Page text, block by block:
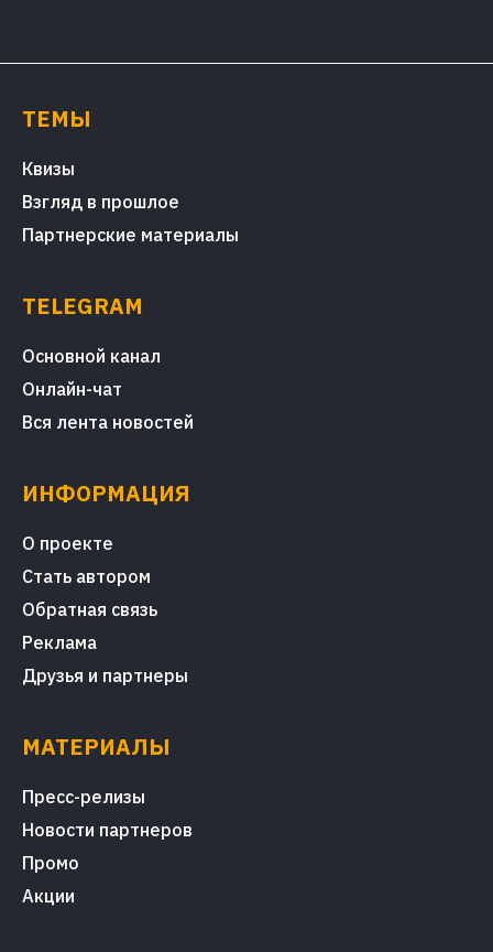
ТЕМЫ
Квизы
Взгляд в прошлое
Партнерские материалы
TELEGRAM
Основной канал
Онлайн-чат
Вся лента новостей
ИНФОРМАЦИЯ
О проекте
Стать автором
Обратная связь
Реклама
Друзья и партнеры
МАТЕРИАЛЫ
Пресс-релизы
Новости партнеров
Промо
Акции